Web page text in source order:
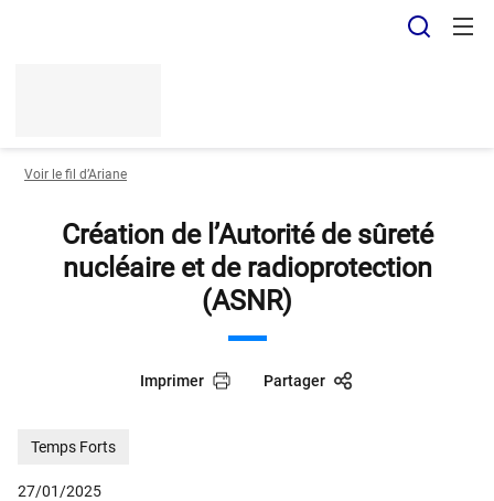
Voir le fil d’Ariane
Création de l’Autorité de sûreté
nucléaire et de radioprotection
(ASNR)
Imprimer Partager
Temps Forts
27/01/2025